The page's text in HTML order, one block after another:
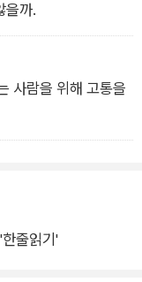
을까.
사람을 위해 고통을
줄읽기'